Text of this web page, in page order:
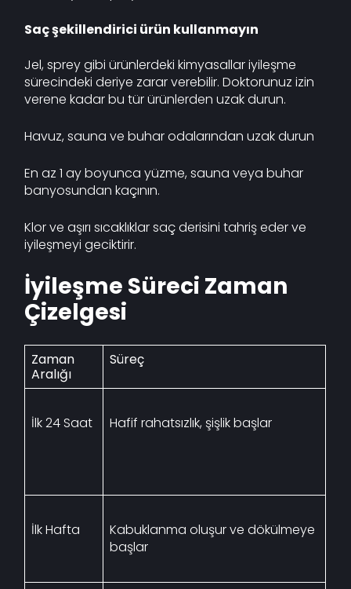
Saç şekillendirici ürün kullanmayın
Jel, sprey gibi ürünlerdeki kimyasallar iyileşme
sürecindeki deriye zarar verebilir. Doktorunuz izin
verene kadar bu tür ürünlerden uzak durun.
Havuz, sauna ve buhar odalarından uzak durun
En az 1 ay boyunca yüzme, sauna veya buhar
banyosundan kaçının.
Klor ve aşırı sıcaklıklar saç derisini tahriş eder ve
iyileşmeyi geciktirir.
İyileşme Süreci Zaman
Çizelgesi
Zaman
Aralığı
Süreç
İlk 24 Saat Hafif rahatsızlık, şişlik başlar
İlk Hafta
Kabuklanma oluşur ve dökülmeye
başlar